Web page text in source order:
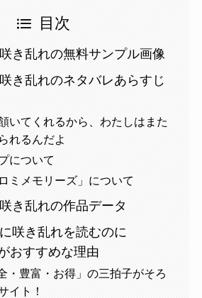
目次
き乱れの無料サンプル画像
き乱れのネタバレあらすじ
いてくれるから、わたしはまた
れるんだよ
について
ロミメモリーズ」について
き乱れの作品データ
咲き乱れを読むのに
おすすめな理由
・豊富・お得」の三拍子がそろ
イト！